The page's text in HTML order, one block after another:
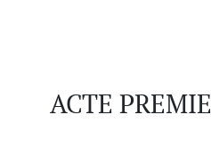
ACTE